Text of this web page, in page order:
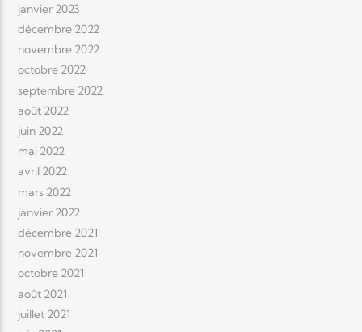
janvier 2023
décembre 2022
novembre 2022
octobre 2022
septembre 2022
août 2022
juin 2022
mai 2022
avril 2022
mars 2022
janvier 2022
décembre 2021
novembre 2021
octobre 2021
août 2021
juillet 2021